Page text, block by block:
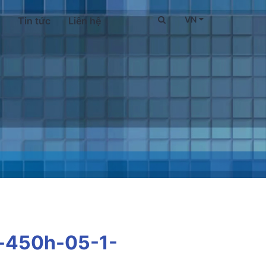
Tin tức Liên hệ VN
450h-05-1-